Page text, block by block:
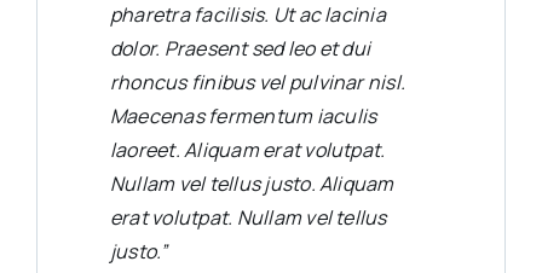
pharetra facilisis. Ut ac lacinia
dolor. Praesent sed leo et dui
rhoncus finibus vel pulvinar nisl.
Maecenas fermentum iaculis
laoreet. Aliquam erat volutpat.
Nullam vel tellus justo. Aliquam
erat volutpat. Nullam vel tellus
justo.”